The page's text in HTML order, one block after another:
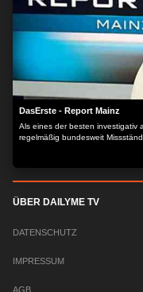
DasErste - Report Mainz
Als eines der besten investigativ
regelmäßig bundesweit
ÜBER DAILYME TV
DATENSCHUTZ
IMPRESSUM
AGB